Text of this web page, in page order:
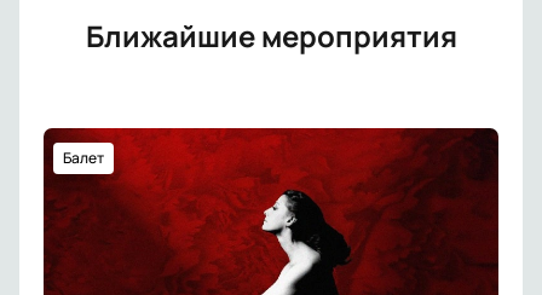
Ближайшие мероприятия
Балет